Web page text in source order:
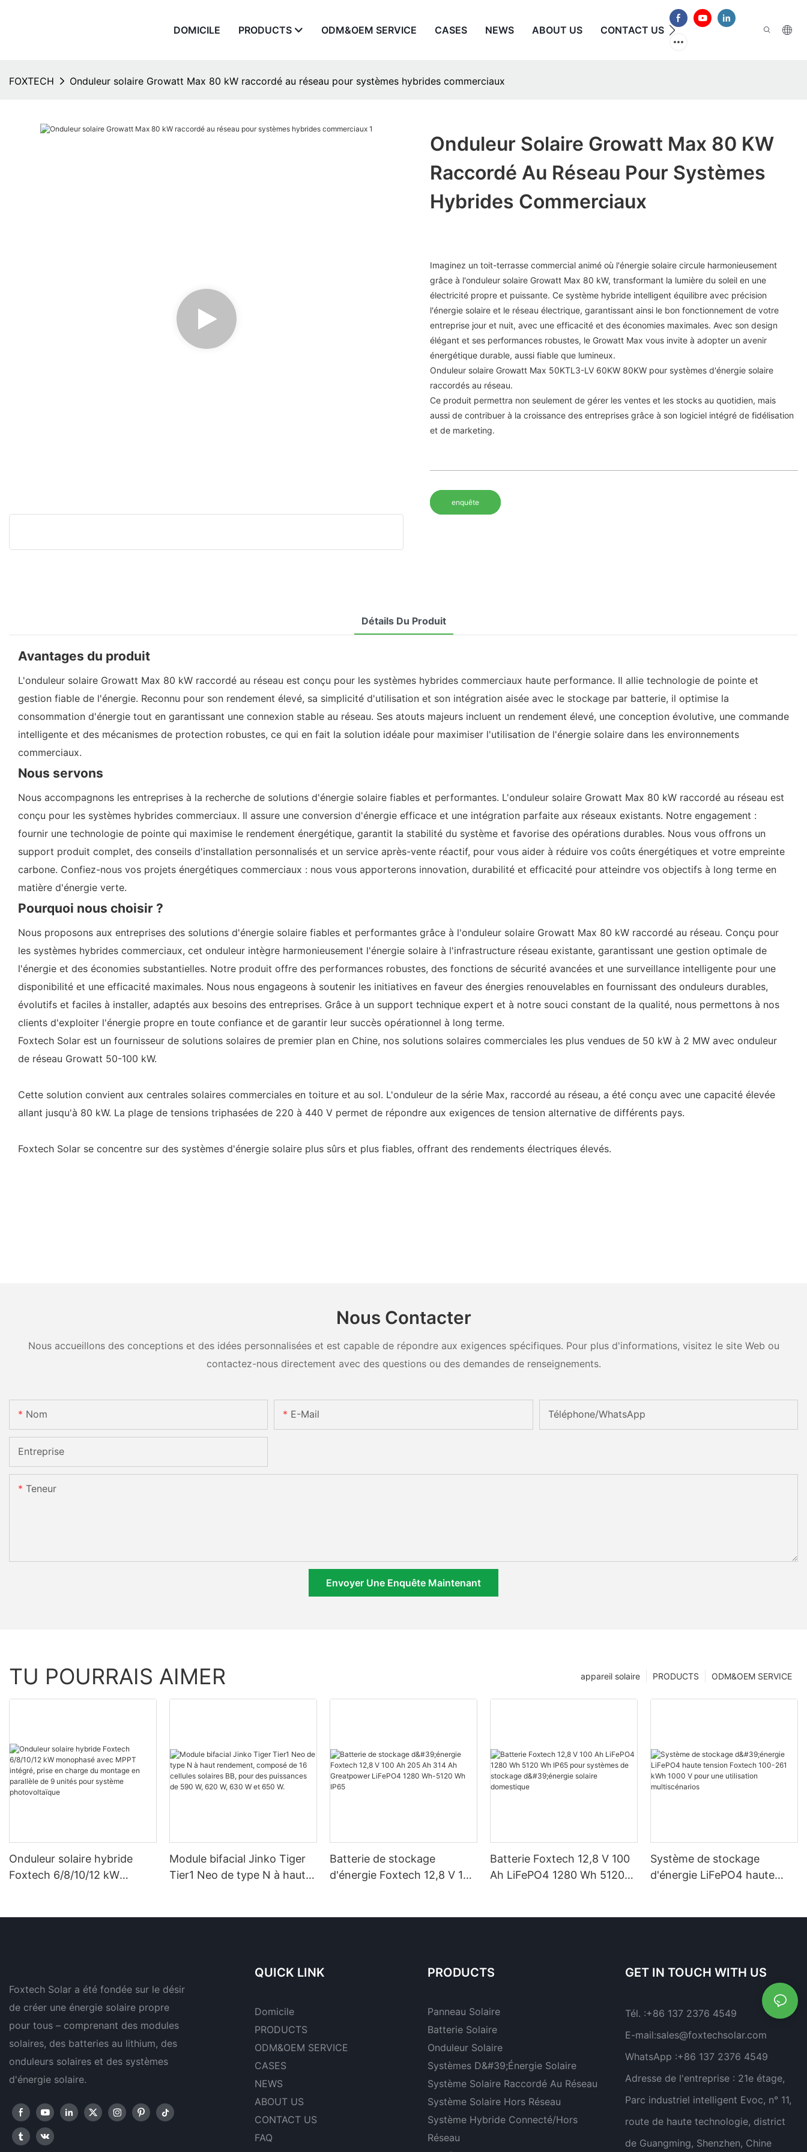
DOMICILE PRODUCTS ODM&OEM SERVICE CASES NEWS ABOUT US CONTACT US FAQ
FOXTECH Onduleur solaire Growatt Max 80 kW raccordé au réseau pour systèmes hybrides commerciaux
Onduleur Solaire Growatt Max 80 KW
Raccordé Au Réseau Pour Systèmes
Hybrides Commerciaux
Imaginez un toit-terrasse commercial animé où l'énergie solaire circule harmonieusement
grâce à l'onduleur solaire Growatt Max 80 kW, transformant la lumière du soleil en une
électricité propre et puissante. Ce système hybride intelligent équilibre avec précision
l'énergie solaire et le réseau électrique, garantissant ainsi le bon fonctionnement de votre
entreprise jour et nuit, avec une efficacité et des économies maximales. Avec son design
élégant et ses performances robustes, le Growatt Max vous invite à adopter un avenir
énergétique durable, aussi fiable que lumineux.
Onduleur solaire Growatt Max 50KTL3-LV 60KW 80KW pour systèmes d'énergie solaire
raccordés au réseau.
Ce produit permettra non seulement de gérer les ventes et les stocks au quotidien, mais
aussi de contribuer à la croissance des entreprises grâce à son logiciel intégré de fidélisation
et de marketing.
enquête
Détails Du Produit
Avantages du produit
L'onduleur solaire Growatt Max 80 kW raccordé au réseau est conçu pour les systèmes hybrides commerciaux haute performance. Il allie technologie de pointe et
gestion fiable de l'énergie. Reconnu pour son rendement élevé, sa simplicité d'utilisation et son intégration aisée avec le stockage par batterie, il optimise la
consommation d'énergie tout en garantissant une connexion stable au réseau. Ses atouts majeurs incluent un rendement élevé, une conception évolutive, une commande
intelligente et des mécanismes de protection robustes, ce qui en fait la solution idéale pour maximiser l'utilisation de l'énergie solaire dans les environnements
commerciaux.
Nous servons
Nous accompagnons les entreprises à la recherche de solutions d'énergie solaire fiables et performantes. L'onduleur solaire Growatt Max 80 kW raccordé au réseau est
conçu pour les systèmes hybrides commerciaux. Il assure une conversion d'énergie efficace et une intégration parfaite aux réseaux existants. Notre engagement :
fournir une technologie de pointe qui maximise le rendement énergétique, garantit la stabilité du système et favorise des opérations durables. Nous vous offrons un
support produit complet, des conseils d'installation personnalisés et un service après-vente réactif, pour vous aider à réduire vos coûts énergétiques et votre empreinte
carbone. Confiez-nous vos projets énergétiques commerciaux : nous vous apporterons innovation, durabilité et efficacité pour atteindre vos objectifs à long terme en
matière d'énergie verte.
Pourquoi nous choisir ?
Nous proposons aux entreprises des solutions d'énergie solaire fiables et performantes grâce à l'onduleur solaire Growatt Max 80 kW raccordé au réseau. Conçu pour
les systèmes hybrides commerciaux, cet onduleur intègre harmonieusement l'énergie solaire à l'infrastructure réseau existante, garantissant une gestion optimale de
l'énergie et des économies substantielles. Notre produit offre des performances robustes, des fonctions de sécurité avancées et une surveillance intelligente pour une
disponibilité et une efficacité maximales. Nous nous engageons à soutenir les initiatives en faveur des énergies renouvelables en fournissant des onduleurs durables,
évolutifs et faciles à installer, adaptés aux besoins des entreprises. Grâce à un support technique expert et à notre souci constant de la qualité, nous permettons à nos
clients d'exploiter l'énergie propre en toute confiance et de garantir leur succès opérationnel à long terme.
Foxtech Solar est un fournisseur de solutions solaires de premier plan en Chine, nos solutions solaires commerciales les plus vendues de 50 kW à 2 MW avec onduleur
de réseau Growatt 50-100 kW.
Cette solution convient aux centrales solaires commerciales en toiture et au sol. L'onduleur de la série Max, raccordé au réseau, a été conçu avec une capacité élevée
allant jusqu'à 80 kW. La plage de tensions triphasées de 220 à 440 V permet de répondre aux exigences de tension alternative de différents pays.
Foxtech Solar se concentre sur des systèmes d'énergie solaire plus sûrs et plus fiables, offrant des rendements électriques élevés.
Nous Contacter
Nous accueillons des conceptions et des idées personnalisées et est capable de répondre aux exigences spécifiques. Pour plus d'informations, visitez le site Web ou
contactez-nous directement avec des questions ou des demandes de renseignements.
Nom E-Mail Téléphone/WhatsApp
Entreprise
Teneur
Envoyer Une Enquête Maintenant
TU POURRAIS AIMER ODM&OEM SERVICE
PRODUCTS
appareil solaire
Onduleur solaire hybride
Foxtech 6/8/10/12 kW
Module bifacial Jinko Tiger
Tier1 Neo de type N à haut
Batterie de stockage
d'énergie Foxtech 12,8 V 100
Batterie Foxtech 12,8 V 100
Ah LiFePO4 1280 Wh 5120
Système de stockage
d'énergie LiFePO4 haute
Foxtech Solar a été fondée sur le désir
de créer une énergie solaire propre
pour tous – comprenant des modules
solaires, des batteries au lithium, des
onduleurs solaires et des systèmes
d'énergie solaire.
QUICK LINK
Domicile
PRODUCTS
ODM&OEM SERVICE
CASES
NEWS
ABOUT US
CONTACT US
FAQ
PRODUCTS
Panneau Solaire
Batterie Solaire
Onduleur Solaire
Systèmes D&#39;énergie Solaire
Système Solaire Raccordé Au Réseau
Système Solaire Hors Réseau
Système Hybride Connecté/hors
Réseau
GET IN TOUCH WITH US
Tél. :+86 137 2376 4549
E-mail:sales@foxtechsolar.com
WhatsApp :+86 137 2376 4549
Adresse de l'entreprise : 21e étage,
Parc industriel intelligent Evoc, n° 11,
route de haute technologie, district
de Guangming, Shenzhen, Chine